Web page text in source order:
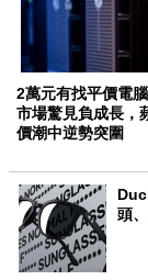
2萬元有找平價電
市場驚見負成長，
價潮中逆勢突圍
頭